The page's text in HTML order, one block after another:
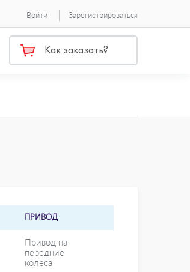
Войти Зарегистрироваться
Как заказать?
ПРИВОД
Привод на
передние
колеса